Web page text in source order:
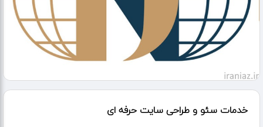
خدمات سئو و طراحی سایت حرفه ای